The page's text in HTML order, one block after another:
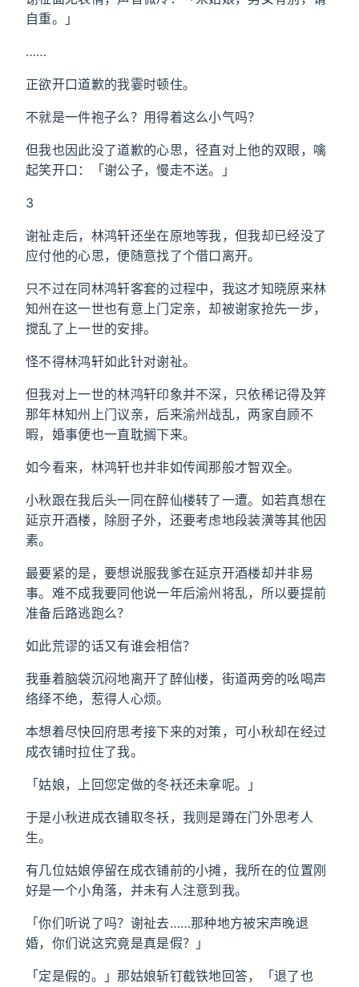
自重。」
……
正欲开口道歉的我霎时顿住。
不就是一件袍子么？用得着这么小气吗？
但我也因此没了道歉的心思，径直对上他的双眼，噙
起笑开口：「谢公子，慢走不送。」
3
谢祉走后，林鸿轩还坐在原地等我，但我却已经没了
应付他的心思，便随意找了个借口离开。
只不过在同林鸿轩客套的过程中，我这才知晓原来林
知州在这一世也有意上门定亲，却被谢家抢先一步，
搅乱了上一世的安排。
怪不得林鸿轩如此针对谢祉。
但我对上一世的林鸿轩印象并不深，只依稀记得及笄
那年林知州上门议亲，后来渝州战乱，两家自顾不
暇，婚事便也一直耽搁下来。
如今看来，林鸿轩也并非如传闻那般才智双全。
小秋跟在我后头一同在醉仙楼转了一遭。如若真想在
延京开酒楼，除厨子外，还要考虑地段装潢等其他因
素。
最要紧的是，要想说服我爹在延京开酒楼却并非易
事。难不成我要同他说一年后渝州将乱，所以要提前
准备后路逃跑么？
如此荒谬的话又有谁会相信？
我垂着脑袋沉闷地离开了醉仙楼，街道两旁的吆喝声
络绎不绝，惹得人心烦。
本想着尽快回府思考接下来的对策，可小秋却在经过
成衣铺时拉住了我。
「姑娘，上回您定做的冬袄还未拿呢。」
于是小秋进成衣铺取冬袄，我则是蹲在门外思考人
生。
有几位姑娘停留在成衣铺前的小摊，我所在的位置刚
好是一个小角落，并未有人注意到我。
「你们听说了吗？谢祉去……那种地方被宋声晚退
婚，你们说这究竟是真是假？」
「定是假的。」那姑娘斩钉截铁地回答，「退了也